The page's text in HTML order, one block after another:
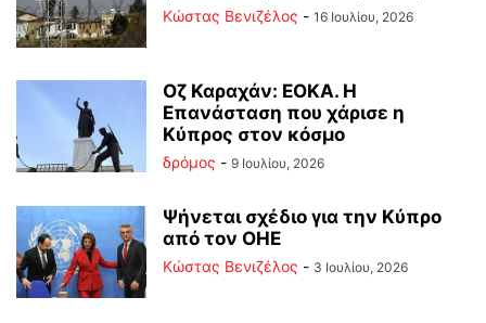
Κώστας Βενιζέλος - 16 Ιουλίου, 2026
Οζ Καραχάν: ΕΟΚΑ. Η
Επανάσταση που χάρισε η
Κύπρος στον κόσμο
δρόμος - 9 Ιουλίου, 2026
Ψήνεται σχέδιο για την Κύπρο
από τον ΟΗΕ
Κώστας Βενιζέλος - 3 Ιουλίου, 2026